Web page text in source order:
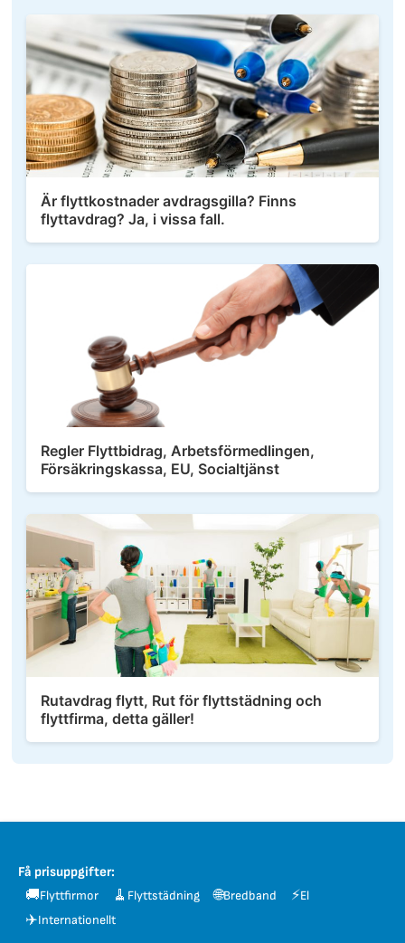
Är flyttkostnader avdragsgilla? Finns
flyttavdrag? Ja, i vissa fall.
Regler Flyttbidrag, Arbetsförmedlingen,
Försäkringskassa, EU, Socialtjänst
Rutavdrag flytt, Rut för flyttstädning och
flyttfirma, detta gäller!
Få prisuppgifter:
🚚Flyttfirmor 🧹 Flyttstädning 🌐Bredband ⚡El
✈️Internationellt